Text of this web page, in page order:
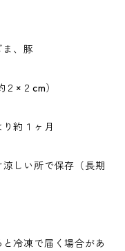
、豚
×２cm）
約１ヶ月
しい所で保存（長期
凍で届く場合があ